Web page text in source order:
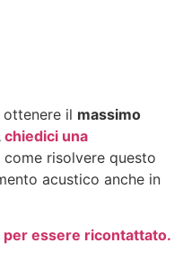
il massimo
chiedici una
risolvere questo
acustico anche in
essere ricontattato.